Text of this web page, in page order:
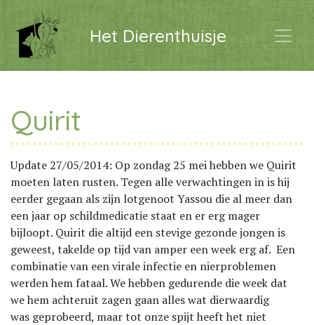
Het Dierenthuisje
Quirit
Update 27/05/2014: Op zondag 25 mei hebben we Quirit
moeten laten rusten. Tegen alle verwachtingen in is hij
eerder gegaan als zijn lotgenoot Yassou die al meer dan
een jaar op schildmedicatie staat en er erg mager
bijloopt. Quirit die altijd een stevige gezonde jongen is
geweest, takelde op tijd van amper een week erg af. Een
combinatie van een virale infectie en nierproblemen
werden hem fataal. We hebben gedurende die week dat
we hem achteruit zagen gaan alles wat dierwaardig
was geprobeerd, maar tot onze spijt heeft het niet